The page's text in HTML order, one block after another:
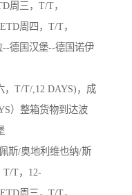
周三，T/T，
周四，T/T，
--德国汉堡--德国诺伊
，T/T/,12 DAYS)，成
）整箱货物到达波
斯/奥地利维也纳/斯
T/T，12-